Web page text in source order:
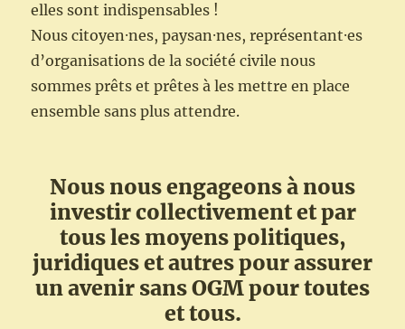
elles sont indispensables !
Nous citoyen⸱nes, paysan⸱nes, représentant⸱es
d’organisations de la société civile nous
sommes prêts et prêtes à les mettre en place
ensemble sans plus attendre.
Nous nous engageons à nous
investir collectivement et par
tous les moyens politiques,
juridiques et autres pour assurer
un avenir sans OGM pour toutes
et tous.